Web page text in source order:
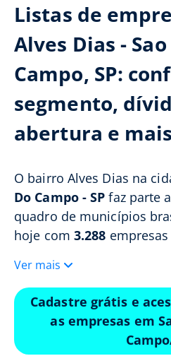
Listas de
Alves Dias -
Campo, SP:
segmento,
abertura e mais
O bairro Alves Dias na
Do Campo - SP faz parte
quadro de municípios
hoje com 3.288
Ver mais
Cadastre grátis e
as empresas em